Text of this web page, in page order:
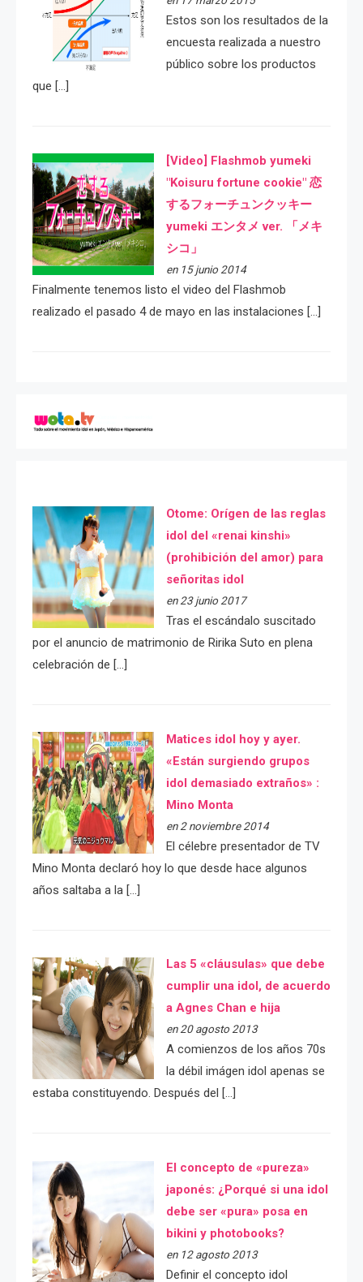
Estos son los resultados de la
encuesta realizada a nuestro
público sobre los productos
que […]
[Video] Flashmob yumeki
"Koisuru fortune cookie" 恋
するフォーチュンクッキー
yumeki エンタメ ver. 「メキ
シコ」
en 15 junio 2014
Finalmente tenemos listo el video del Flashmob
realizado el pasado 4 de mayo en las instalaciones […]
Otome: Orígen de las reglas
idol del «renai kinshi»
(prohibición del amor) para
señoritas idol
en 23 junio 2017
Tras el escándalo suscitado
por el anuncio de matrimonio de Ririka Suto en plena
celebración de […]
Matices idol hoy y ayer.
«Están surgiendo grupos
idol demasiado extraños» :
Mino Monta
en 2 noviembre 2014
El célebre presentador de TV
Mino Monta declaró hoy lo que desde hace algunos
años saltaba a la […]
Las 5 «cláusulas» que debe
cumplir una idol, de acuerdo
a Agnes Chan e hija
en 20 agosto 2013
A comienzos de los años 70s
la débil imágen idol apenas se
estaba constituyendo. Después del […]
El concepto de «pureza»
japonés: ¿Porqué si una idol
debe ser «pura» posa en
bikini y photobooks?
en 12 agosto 2013
Definir el concepto idol